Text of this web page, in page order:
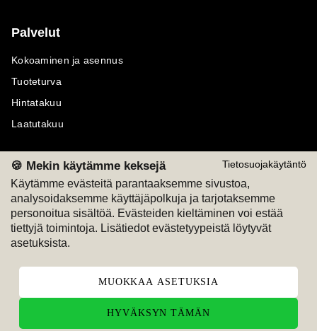
Tietosuojakäytäntö
🍪 Mekin käytämme keksejä
Käytämme evästeitä parantaaksemme sivustoa,
analysoidaksemme käyttäjäpolkuja ja tarjotaksemme
personoitua sisältöä. Evästeiden kieltäminen voi estää
tiettyjä toimintoja. Lisätiedot evästetyypeistä löytyvät
asetuksista.
MUOKKAA ASETUKSIA
HYVÄKSYN TÄMÄN
Palvelut
Kokoaminen ja asennus
Tuoteturva
Hintatakuu
Laatutakuu
Maksutavat
MASKU
MASKU
Seuraa meitä